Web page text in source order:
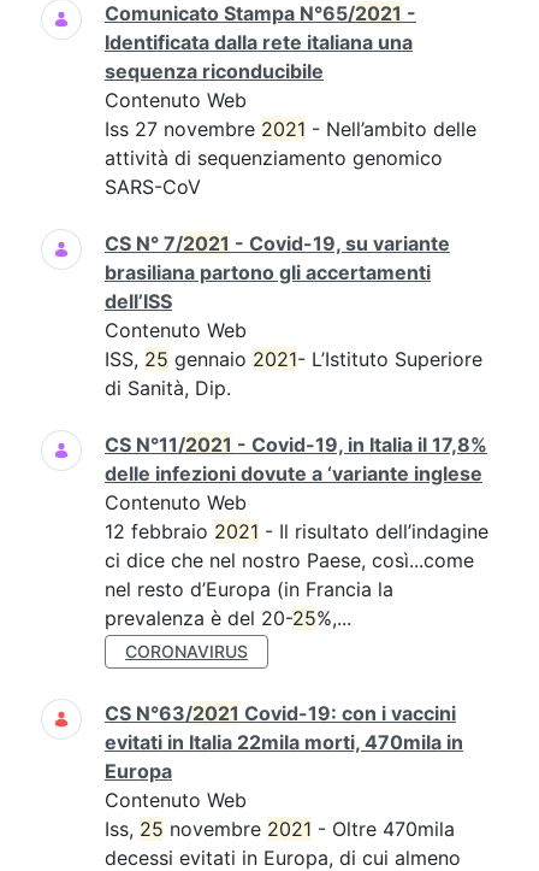
Comunicato Stampa N°65/2021 -
Identificata dalla rete italiana una
sequenza riconducibile
Contenuto Web
Iss 27 novembre 2021 - Nell’ambito delle
attività di sequenziamento genomico
SARS-CoV
CS N° 7/2021 - Covid-19, su variante
brasiliana partono gli accertamenti
dell’ISS
Contenuto Web
ISS, 25 gennaio 2021- L’Istituto Superiore
di Sanità, Dip.
CS N°11/2021 - Covid-19, in Italia il 17,8%
delle infezioni dovute a ‘variante inglese
Contenuto Web
12 febbraio 2021 - Il risultato dell’indagine
ci dice che nel nostro Paese, così...come
nel resto d’Europa (in Francia la
prevalenza è del 20-25%,...
CORONAVIRUS
CS N°63/2021 Covid-19: con i vaccini
evitati in Italia 22mila morti, 470mila in
Europa
Contenuto Web
Iss, 25 novembre 2021 - Oltre 470mila
decessi evitati in Europa, di cui almeno